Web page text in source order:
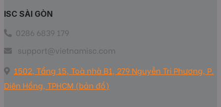
ISC SÀI GÒN
0286 6839 179
support@vietnamisc.com
1502, Tầng 15, Toà nhà B1, 279 Nguyễn Tri Phương, P.
Diên Hồng, TPHCM (bản đồ)